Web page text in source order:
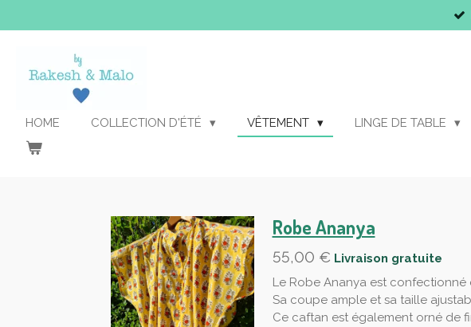
au
principal
HOME COLLECTION D'ÉTÉ VÊTEMENT LINGE DE TABLE
Robe Ananya
55,00 € Livraison gratuite
Le Robe Ananya est
Sa coupe ample et sa taille
Ce caftan est également orné de